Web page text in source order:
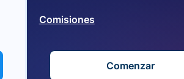
Comisiones
Comenzar